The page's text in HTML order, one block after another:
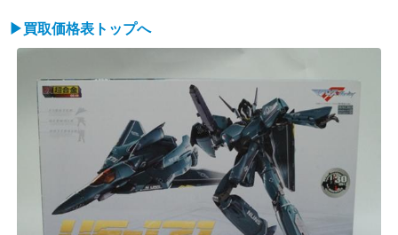
▶買取価格表トップへ